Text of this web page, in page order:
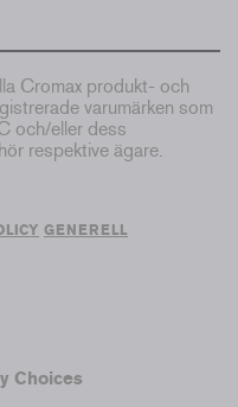
Cromax produkt- och
varumärken som
och/eller dess
respektive ägare.
GENERELL
Choices